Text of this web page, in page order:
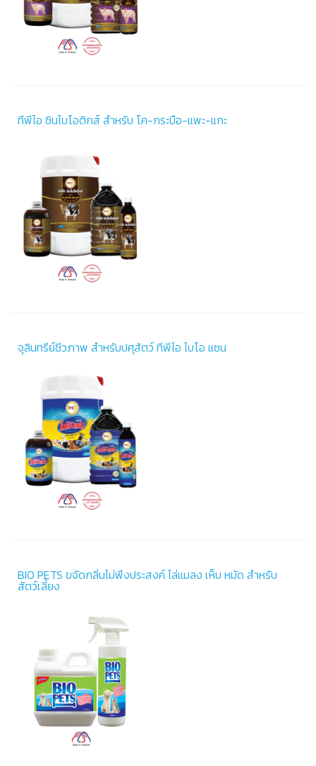
ทีพีไอ ซินไบโอติกส์ สำหรับ โค-กระบือ-แพะ-แกะ
จุลินทรีย์ชีวภาพ สำหรับปศุสัตว์ ทีพีไอ ไบโอ แซน
BIO PETS ขจัดกลิ่นไม่พึงประสงค์ ไล่แมลง เห็บ หมัด สำหรับ
สัตว์เลี้ยง